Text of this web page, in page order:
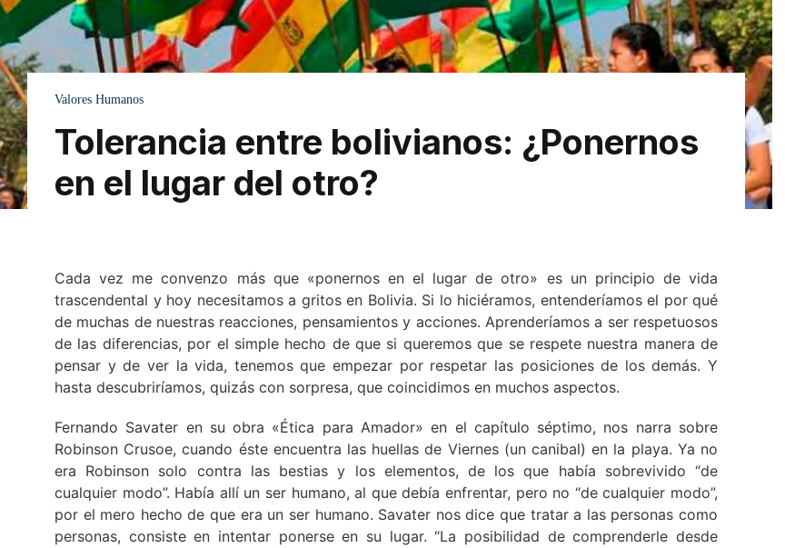
Valores Humanos
Tolerancia entre bolivianos: ¿Ponernos
en el lugar del otro?
Cada vez me convenzo más que «ponernos en el lugar de otro» es un principio de vida
trascendental y hoy necesitamos a gritos en Bolivia. Si lo hiciéramos, entenderíamos el por qué
de muchas de nuestras reacciones, pensamientos y acciones. Aprenderíamos a ser respetuosos
de las diferencias, por el simple hecho de que si queremos que se respete nuestra manera de
pensar y de ver la vida, tenemos que empezar por respetar las posiciones de los demás. Y
hasta descubriríamos, quizás con sorpresa, que coincidimos en muchos aspectos.
Fernando Savater en su obra «Ética para Amador» en el capítulo séptimo, nos narra sobre
Robinson Crusoe, cuando éste encuentra las huellas de Viernes (un canibal) en la playa. Ya no
era Robinson solo contra las bestias y los elementos, de los que había sobrevivido “de
cualquier modo”. Había allí un ser humano, al que debía enfrentar, pero no “de cualquier modo”,
por el mero hecho de que era un ser humano. Savater nos dice que tratar a las personas como
personas, consiste en intentar ponerse en su lugar. “La posibilidad de comprenderle desde